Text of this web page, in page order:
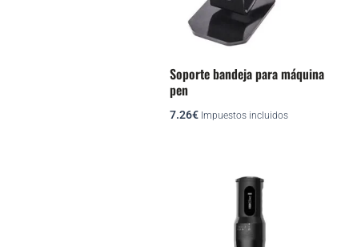
Soporte bandeja para máquina
pen
7.26€ Impuestos incluidos